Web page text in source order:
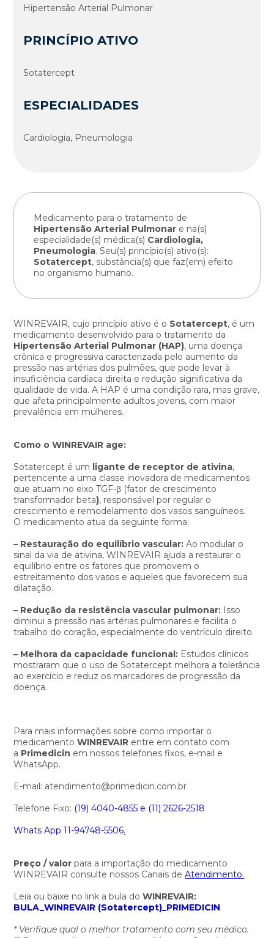
Hipertensão Arterial Pulmonar
PRINCÍPIO ATIVO
Sotatercept
ESPECIALIDADES
Cardiologia, Pneumologia
Medicamento para o tratamento de
Hipertensão Arterial Pulmonar e na(s)
especialidade(s) médica(s) Cardiologia,
Pneumologia. Seu(s) princípio(s) ativo(s):
Sotatercept, substância(s) que faz(em) efeito
no organismo humano.
WINREVAIR, cujo princípio ativo é o Sotatercept, é um
medicamento desenvolvido para o tratamento da
Hipertensão Arterial Pulmonar (HAP), uma doença
crônica e progressiva caracterizada pelo aumento da
pressão nas artérias dos pulmões, que pode levar à
insuficiência cardíaca direita e redução significativa da
qualidade de vida. A HAP é uma condição rara, mas grave,
que afeta principalmente adultos jovens, com maior
prevalência em mulheres.
Como o WINREVAIR age:
Sotatercept é um ligante de receptor de ativina,
pertencente a uma classe inovadora de medicamentos
que atuam no eixo TGF-β (fator de crescimento
transformador beta), responsável por regular o
crescimento e remodelamento dos vasos sanguíneos.
O medicamento atua da seguinte forma:
– Restauração do equilíbrio vascular: Ao modular o
sinal da via de ativina, WINREVAIR ajuda a restaurar o
equilíbrio entre os fatores que promovem o
estreitamento dos vasos e aqueles que favorecem sua
dilatação.
– Redução da resistência vascular pulmonar: Isso
diminui a pressão nas artérias pulmonares e facilita o
trabalho do coração, especialmente do ventrículo direito.
– Melhora da capacidade funcional: Estudos clínicos
mostraram que o uso de Sotatercept melhora a tolerância
ao exercício e reduz os marcadores de progressão da
doença.
Para mais informações sobre como importar o
medicamentoWINREVAIR entre em contato com
a Primedicin em nossos telefones fixos, e-mail e
WhatsApp.
E-mail: atendimento@primedicin.com.br
Telefone Fixo: (19) 4040-4855 e (11) 2626-2518
Whats App 11-94748-5506.
Preço / valor para a importação do medicamento
WINREVAIR consulte nossos Canais deAtendimento.
Leia ou baixe no link a bula doWINREVAIR:
BULA_WINREVAIR (Sotatercept)_PRIMEDICIN
* Verifique qual o melhor tratamento com seu médico.